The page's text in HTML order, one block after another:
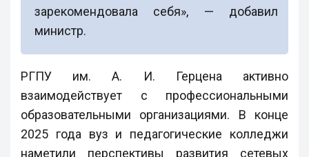
зарекомендовала себя», — добавил
министр.
РГПУ им. А. И. Герцена активно
взаимодействует с профессиональными
образовательными организациями. В конце
2025 года вуз и педагогические колледжи
наметили перспективы развития сетевых